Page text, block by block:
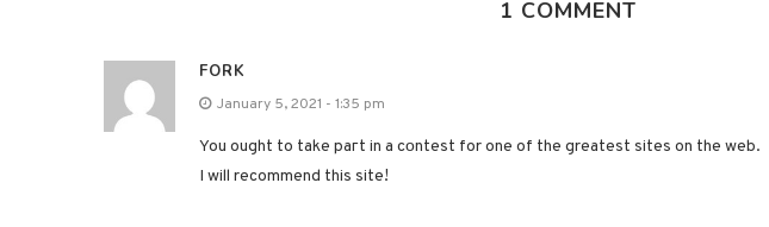
1 COMMENT
FORK
January 5, 2021 - 1:35 pm
You оught to take paгt in a cοntest for one of the greatest sites on the web.
I will recommend this site!